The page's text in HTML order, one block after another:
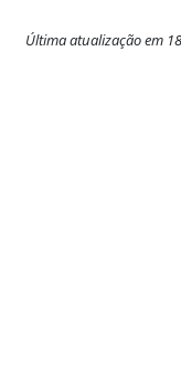
Última atualização em